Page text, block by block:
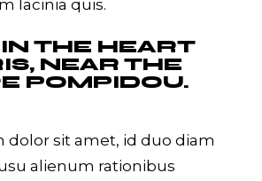
lacinia quis.
THE HEART
NEAR THE
POMPIDOU.
dolor sit amet, id duo diam
alienum rationibus